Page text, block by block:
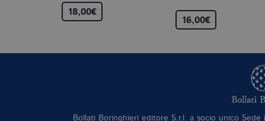
18,00€
16,00€
Bollati Boringhieri editore S.r.l. a socio unico